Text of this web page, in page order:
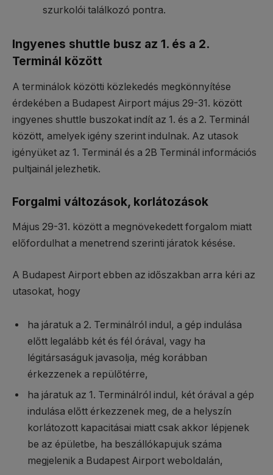
szurkolói találkozó pontra.
Ingyenes shuttle busz az 1. és a 2.
Terminál között
A terminálok közötti közlekedés megkönnyítése
érdekében a Budapest Airport május 29-31. között
ingyenes shuttle buszokat indít az 1. és a 2. Terminál
között, amelyek igény szerint indulnak. Az utasok
igényüket az 1. Terminál és a 2B Terminál információs
pultjainál jelezhetik.
Forgalmi változások, korlátozások
Május 29-31. között a megnövekedett forgalom miatt
előfordulhat a menetrend szerinti járatok késése.
A Budapest Airport ebben az időszakban arra kéri az
utasokat, hogy
ha járatuk a 2. Terminálról indul, a gép indulása
előtt legalább két és fél órával, vagy ha
légitársaságuk javasolja, még korábban
érkezzenek a repülőtérre,
ha járatuk az 1. Terminálról indul, két órával a gép
indulása előtt érkezzenek meg, de a helyszín
korlátozott kapacitásai miatt csak akkor lépjenek
be az épületbe, ha beszállókapujuk száma
megjelenik a Budapest Airport weboldalán,